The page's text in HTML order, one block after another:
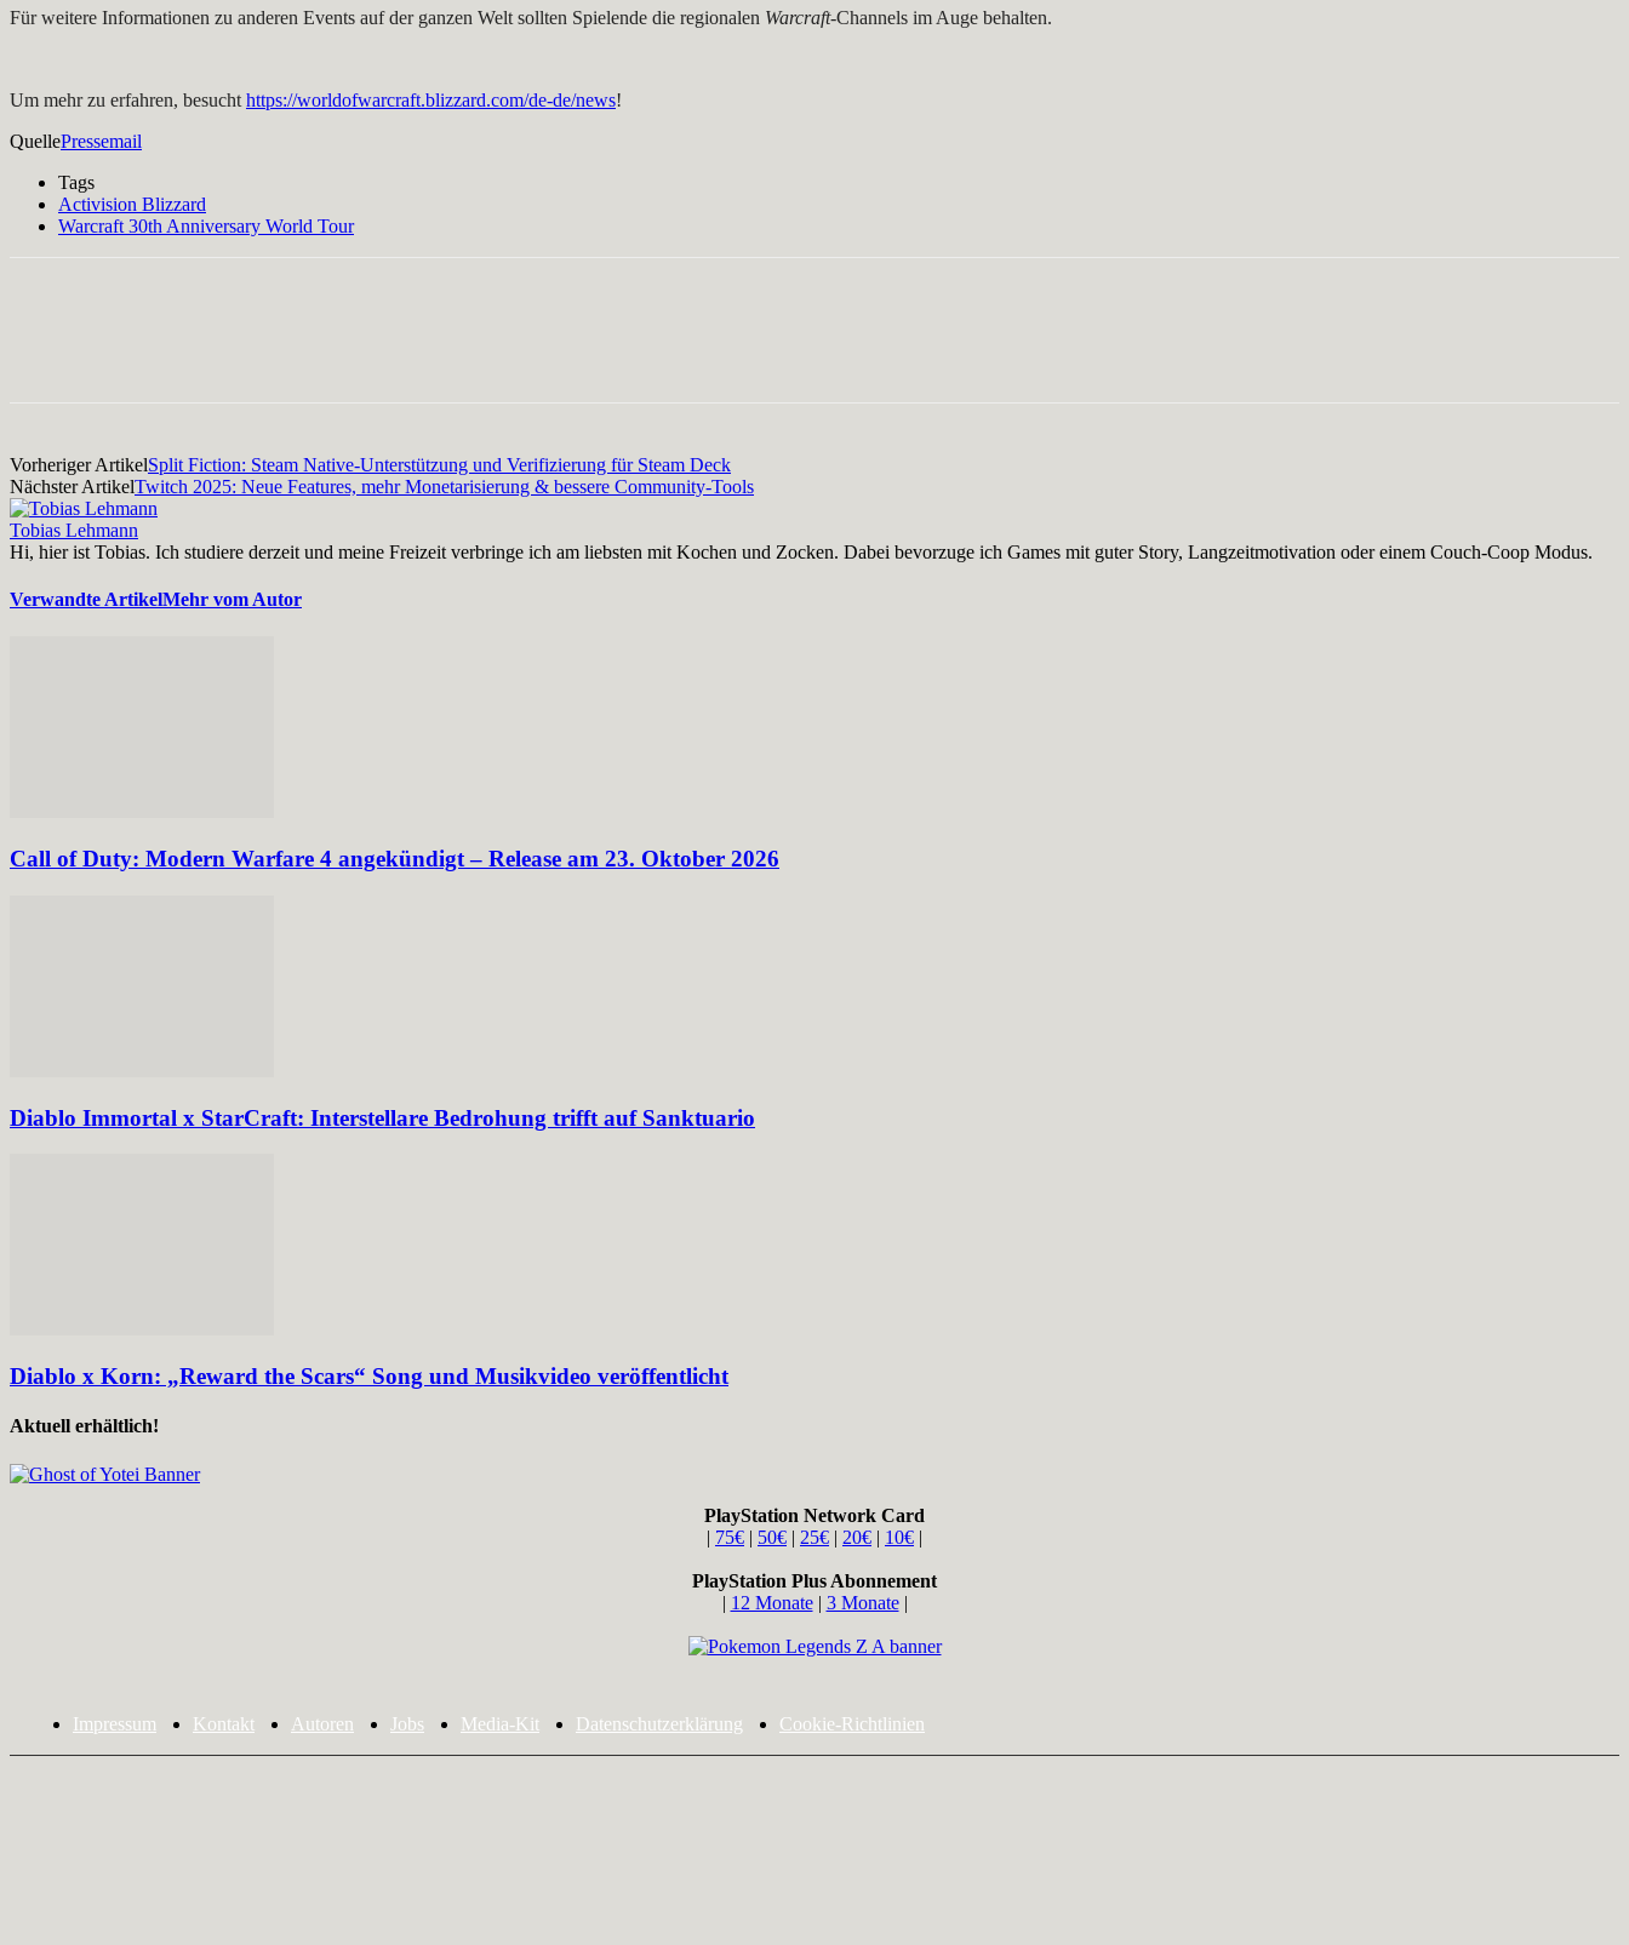
Für weitere Informationen zu anderen Events auf der ganzen Welt sollten Spielende die regionalen Warcraft-Channels im Auge behalten.
Um mehr zu erfahren, besucht https://worldofwarcraft.blizzard.com/de-de/news!
QuellePressemail
Tags
Activision Blizzard
Warcraft 30th Anniversary World Tour
Vorheriger ArtikelSplit Fiction: Steam Native-Unterstützung und Verifizierung für Steam Deck
Nächster ArtikelTwitch 2025: Neue Features, mehr Monetarisierung & bessere Community-Tools
Tobias Lehmann
Hi, hier ist Tobias. Ich studiere derzeit und meine Freizeit verbringe ich am liebsten mit Kochen und Zocken. Dabei bevorzuge ich Games mit guter Story, Langzeitmotivation oder einem Couch-Coop Modus.
Verwandte ArtikelMehr vom Autor
Call of Duty: Modern Warfare 4 angekündigt – Release am 23. Oktober 2026
Diablo Immortal x StarCraft: Interstellare Bedrohung trifft auf Sanktuario
Diablo x Korn: „Reward the Scars“ Song und Musikvideo veröffentlicht
Aktuell erhältlich!
PlayStation Network Card
| 75€ | 50€ | 25€ | 20€ | 10€ |
PlayStation Plus Abonnement
| 12 Monate| 3 Monate|
Impressum Kontakt Autoren Jobs Media-Kit Datenschutzerklärung Cookie-Richtlinien